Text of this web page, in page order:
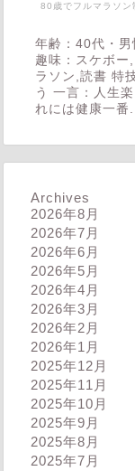
80歳でフルマラソン
年齢：40代・
趣味：スケボー
ラソン,読書 特
う 一言：人生
れには健康一番.
Archives
2026年8月
2026年7月
2026年6月
2026年5月
2026年4月
2026年3月
2026年2月
2026年1月
2025年12月
2025年11月
2025年10月
2025年9月
2025年8月
2025年7月